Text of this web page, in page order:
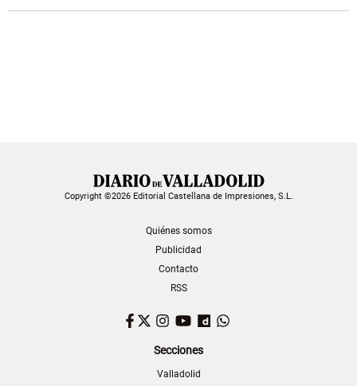
Copyright ©2026 Editorial Castellana de Impresiones, S.L.
Quiénes somos
Publicidad
Contacto
RSS
Facebook
TwitterInstagram
YouTubeDailymotion
Secciones
Valladolid